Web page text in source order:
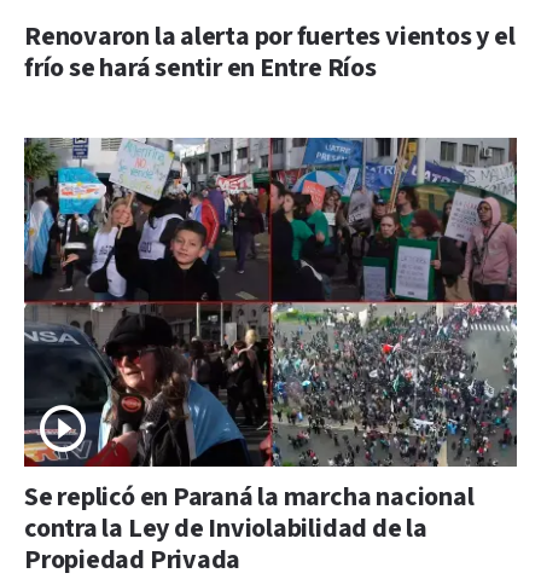
Renovaron la alerta por fuertes vientos y el
frío se hará sentir en Entre Ríos
Se replicó en Paraná la marcha nacional
contra la Ley de Inviolabilidad de la
Propiedad Privada